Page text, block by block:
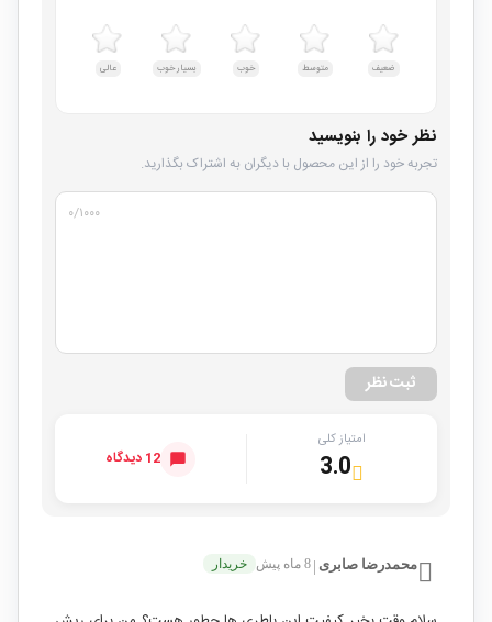
ضعیف متوسط خوب بسیار خوب عالی
نظر خود را بنویسید
تجربه خود را از این محصول با دیگران به اشتراک بگذارید.
۰/۱۰۰۰
ثبت نظر
امتیاز کلی
3.0 12 دیدگاه
محمدرضا صابری 8 ماه پیش خریدار